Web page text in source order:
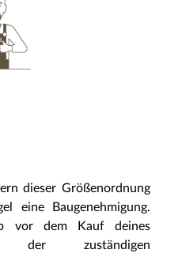
dieser Größenordnung
eine Baugenehmigung.
vor dem Kauf deines
der zuständigen